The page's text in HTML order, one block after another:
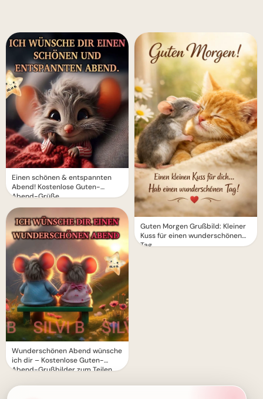
Einen schönen & entspannten
Abend! Kostenlose Guten-
Abend-Grüße.
Wunderschönen Abend wünsche
ich dir – Kostenlose Guten-
Abend-Grußbilder zum Teilen
Guten Morgen Grußbild: Kleiner
Kuss für einen wunderschönen
Tag